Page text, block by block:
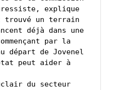
explique
trouvé un terrain
déjà dans une
par la
départ de Jovenel
peut aider à